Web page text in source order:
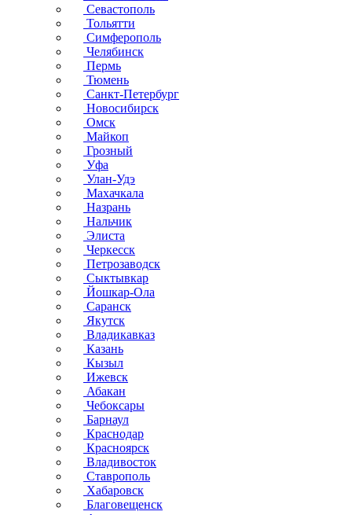
Севастополь
Тольятти
Симферополь
Челябинск
Пермь
Тюмень
Санкт-Петербург
Новосибирск
Омск
Майкоп
Грозный
Уфа
Улан-Удэ
Махачкала
Назрань
Нальчик
Элиста
Черкесск
Петрозаводск
Сыктывкар
Йошкар-Ола
Саранск
Якутск
Владикавказ
Казань
Кызыл
Ижевск
Абакан
Чебоксары
Барнаул
Краснодар
Красноярск
Владивосток
Ставрополь
Хабаровск
Благовещенск